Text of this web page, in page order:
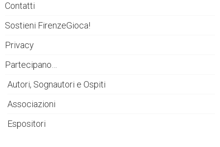
Contatti
Sostieni FirenzeGioca!
Privacy
Partecipano…
Autori, Sognautori e Ospiti
Associazioni
Espositori